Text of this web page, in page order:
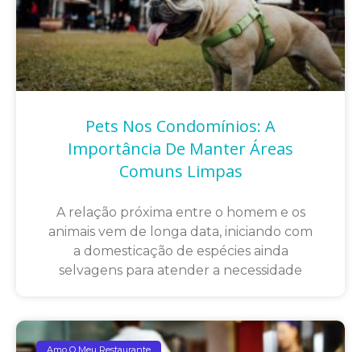
Pets Nos Condomínios: A
Importância De Manter Áreas
Comuns Limpas
A relação próxima entre o homem e os
animais vem de longa data, iniciando com
a domesticação de espécies ainda
selvagens para atender a necessidade